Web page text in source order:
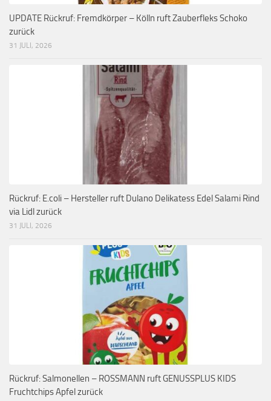
UPDATE Rückruf: Fremdkörper – Kölln ruft Zauberfleks Schoko
zurück
31 JULI, 2026
Rückruf: E.coli – Hersteller ruft Dulano Delikatess Edel Salami Rind
via Lidl zurück
31 JULI, 2026
Rückruf: Salmonellen – ROSSMANN ruft GENUSSPLUS KIDS
Fruchtchips Apfel zurück